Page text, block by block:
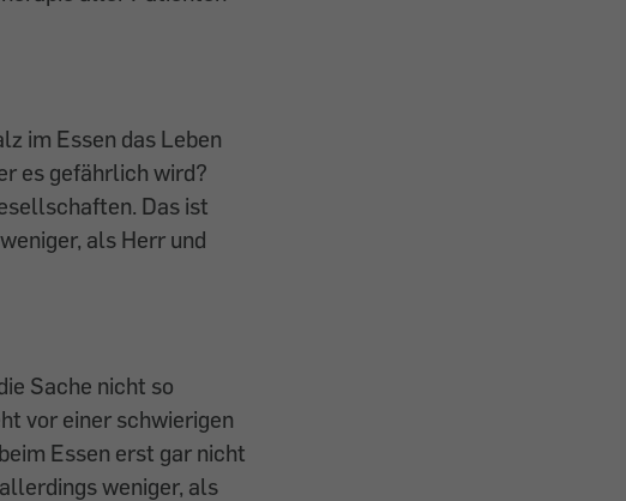
im Essen das Leben
es gefährlich wird?
Das ist
als Herr und
Sache nicht so
vor einer schwierigen
Essen erst gar nicht
weniger, als